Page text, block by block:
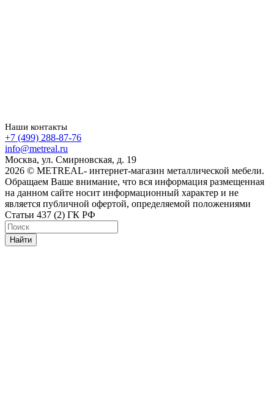
Наши контакты
+7 (499) 288-87-76
info@metreal.ru
Москва, ул. Смирновская, д. 19
2026 © METREAL- интернет-магазин металлической мебели.
Обращаем Ваше внимание, что вся информация размещенная
на данном сайте носит информационный характер и не
является публичной офертой, определяемой положениями
Статьи 437 (2) ГК РФ
Найти